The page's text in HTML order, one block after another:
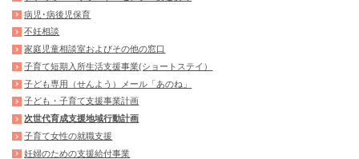
病児･病後児保育
不妊相談
家庭児童相談室およびその他の窓口
子育て短期入所生活支援事業(ショートステイ）
子ども専用（せんよう）メール「あのね」
子ども・子育て支援事業計画
次世代育成支援地域行動計画
子育て女性の就職支援
妊婦のための支援給付事業